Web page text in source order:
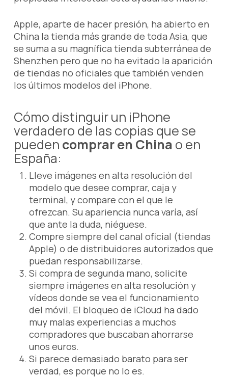
Apple, aparte de hacer presión, ha abierto en
China la tienda más grande de toda Asia, que
se suma a su magnífica tienda subterránea de
Shenzhen pero que no ha evitado la aparición
de tiendas no oficiales que también venden
los últimos modelos del iPhone.
Cómo distinguir un iPhone
verdadero de las copias que se
pueden comprar en China o en
España:
Lleve imágenes en alta resolución del
modelo que desee comprar, caja y
terminal, y compare con el que le
ofrezcan. Su apariencia nunca varía, así
que ante la duda, niéguese.
Compre siempre del canal oficial (tiendas
Apple) o de distribuidores autorizados que
puedan responsabilizarse.
Si compra de segunda mano, solicite
siempre imágenes en alta resolución y
vídeos donde se vea el funcionamiento
del móvil. El bloqueo de iCloud ha dado
muy malas experiencias a muchos
compradores que buscaban ahorrarse
unos euros.
Si parece demasiado barato para ser
verdad, es porque no lo es.